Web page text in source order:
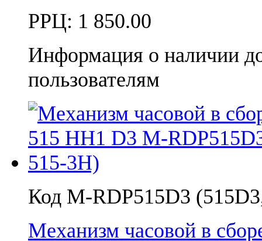
РРЦ: 1 850.00
Информация о наличии
пользователям
Код M-RDP515D3
Механизм часовой в